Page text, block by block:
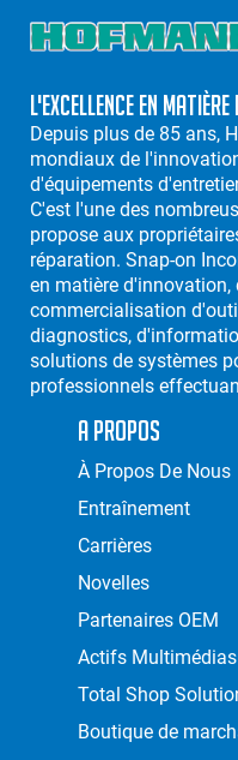
L'excellence en
Depuis plus de 85 ans,
mondiaux de
d'équipements
C'est l'une des
propose aux
réparation. Snap-on
en matière
commercialisation
diagnostics,
solutions de systèmes
professionnels
A Propos
À Propos De Nous
Entraînement
Carrières
Novelles
Partenaires OEM
Actifs Multimédias
Total Shop
Boutique de